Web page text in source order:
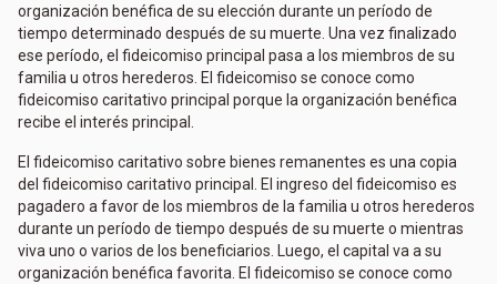
organización benéfica de su elección durante un período de
tiempo determinado después de su muerte. Una vez finalizado
ese período, el fideicomiso principal pasa a los miembros de su
familia u otros herederos. El fideicomiso se conoce como
fideicomiso caritativo principal porque la organización benéfica
recibe el interés principal.
El fideicomiso caritativo sobre bienes remanentes es una copia
del fideicomiso caritativo principal. El ingreso del fideicomiso es
pagadero a favor de los miembros de la familia u otros herederos
durante un período de tiempo después de su muerte o mientras
viva uno o varios de los beneficiarios. Luego, el capital va a su
organización benéfica favorita. El fideicomiso se conoce como